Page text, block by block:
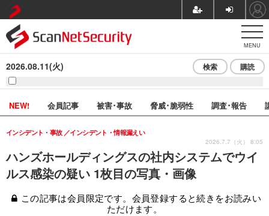
MENU
2026.08.11(火) 検索 購読
NEW! 会員記事 被害･事故 脅威･脆弱性 調査･報告
ハンズホールディングスの社内システムでウイ
ルス感染の疑い 1枚目の写真・画像
インシデント・事故 インシデント・情報漏えい
2026.7.7（火） 8:05
この記事は会員限定です。会員登録すると続きをお読みい
ただけます。